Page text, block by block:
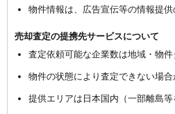
物件情報は、広告宣伝等の情報提供
売却査定の提携先サービスについて
査定依頼可能な企業数は地域・物件
物件の状態により査定できない場合
提供エリアは日本国内（一部離島等